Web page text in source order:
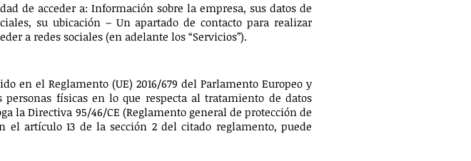
de acceder a: Información sobre la empresa, sus datos de
su ubicación – Un apartado de contacto para realizar
a redes sociales (en adelante los “Servicios”).
en el Reglamento (UE) 2016/679 del Parlamento Europeo y
físicas en lo que respecta al tratamiento de datos
la Directiva 95/46/CE (Reglamento general de protección de
el artículo 13 de la sección 2 del citado reglamento, puede